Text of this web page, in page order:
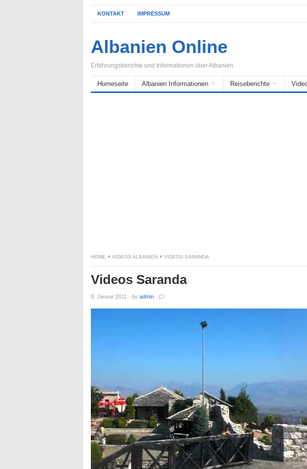
KONTAKT IMPRESSUM
Albanien Online
Erfahrungsberichte und Informationen über Albanien
Homeseite Albanien Informationen Reiseberichte
HOME VIDEOS ALBANIEN VIDEOS SARANDA
Videos Saranda
8. Januar 2011 · by admin ·